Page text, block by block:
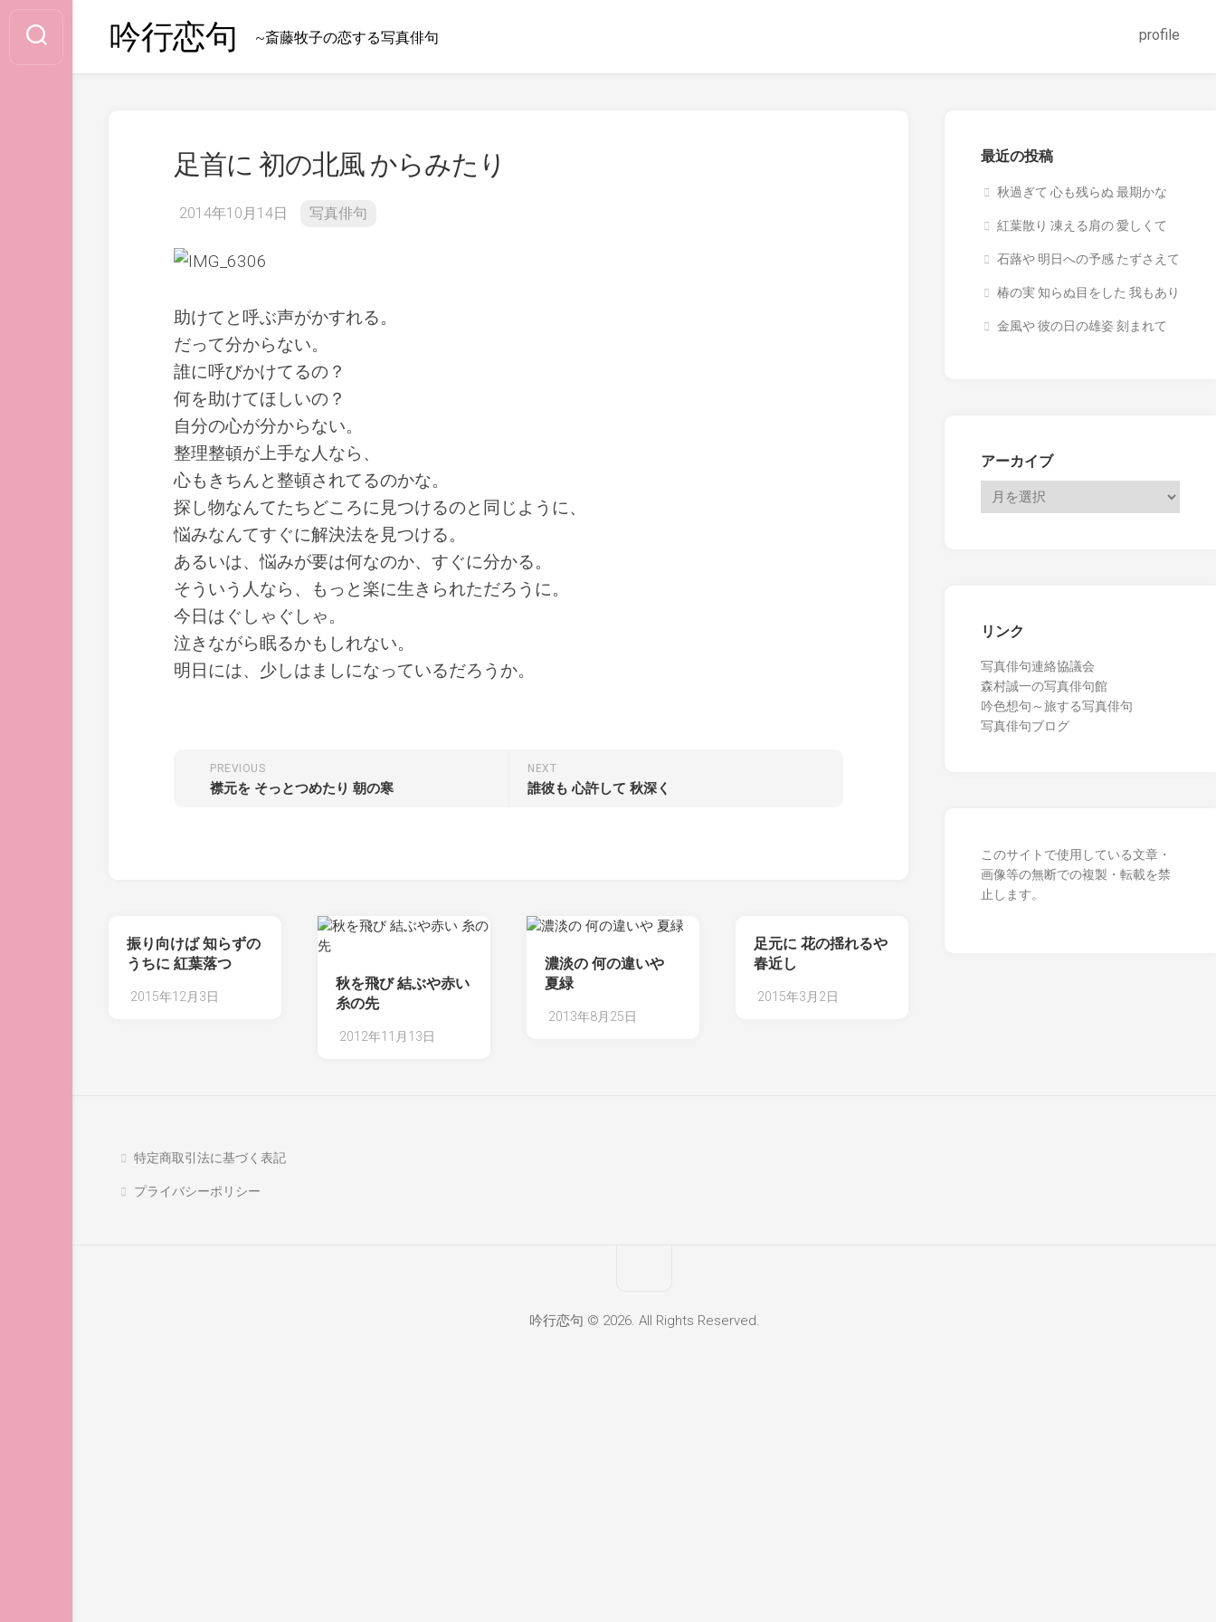
content
吟行恋句 ~斎藤牧子の恋する写真俳句 profile
足首に 初の北風 からみたり
2014年10月14日 写真俳句
助けてと呼ぶ声がかすれる。
だって分からない。
誰に呼びかけてるの？
何を助けてほしいの？
自分の心が分からない。
整理整頓が上手な人なら、
心もきちんと整頓されてるのかな。
探し物なんてたちどころに見つけるのと同じように、
悩みなんてすぐに解決法を見つける。
あるいは、悩みが要は何なのか、すぐに分かる。
そういう人なら、もっと楽に生きられただろうに。
今日はぐしゃぐしゃ。
泣きながら眠るかもしれない。
明日には、少しはましになっているだろうか。
NEXT
誰彼も 心許して 秋深く
PREVIOUS
襟元を そっとつめたり 朝の寒
振り向けば 知らずの
うちに 紅葉落つ
2015年12月3日
秋を飛び 結ぶや赤い
糸の先
2012年11月13日
濃淡の 何の違いや
夏緑
2013年8月25日
足元に 花の揺れるや
春近し
2015年3月2日
最近の投稿
秋過ぎて 心も残らぬ 最期かな
紅葉散り 凍える肩の 愛しくて
石蕗や 明日への予感 たずさえて
椿の実 知らぬ目をした 我もあり
金風や 彼の日の雄姿 刻まれて
アーカイブ
リンク
写真俳句連絡協議会
森村誠一の写真俳句館
吟色想句～旅する写真俳句
写真俳句ブログ
このサイトで使用している文章・
画像等の無断での複製・転載を禁
止します。
特定商取引法に基づく表記
プライバシーポリシー
吟行恋句 © 2026. All Rights Reserved.